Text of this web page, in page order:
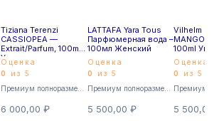
Tiziana Terenzi
CASSIOPEA —
Extrait/Parfum, 100ml
Унисекс
Оценка
0
из 5
6 000,00₽
Премиум полноразмерные
LATTAFA Yara Tous
Парфюмерная вода –
100мл Женский
Оценка
0
из 5
5 500,00 ₽
Vilhelm
MANGO
100ml
Оценка
0
из 5
5 500,00